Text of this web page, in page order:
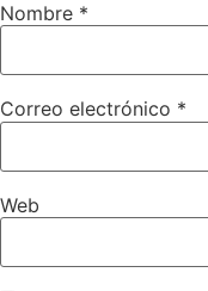
Nombre *
Correo electrónico *
Web